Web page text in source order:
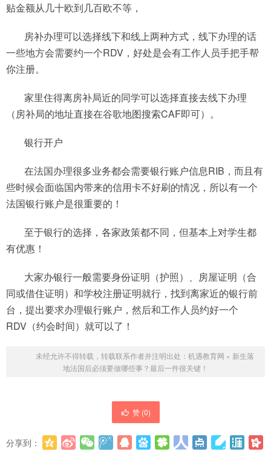
贴金额从几十欧到几百欧不等，
房补办理可以选择线下和线上两种方式，线下办理的话
一些地方会需要约一个RDV，好处是会有工作人员手把手帮
你注册。
家里住得离房补局近的同学可以选择直接去线下办理
（房补局的地址直接在谷歌地图搜索CAF即可）。
银行开户
在法国办理很多业务都会需要银行账户信息RIB，而且有
些时候会面临国内带来的信用卡不好刷的情况，所以有一个
法国银行账户是很重要的！
至于银行的选择，各家政策都不同，但基本上对学生都
有优惠！
大家办银行一般需要身份证明（护照）、房屋证明（合
同或借住证明）和学校注册证明就行，找到离家近的银行前
台，提出要求办理银行账户，然后和工作人员约好一个
RDV（约会时间）就可以了！
未经允许不得转载，转载联系作者并注明出处： 机遇教育网 » 新生落
地法国后必须要做哪些事？最后一件很关键！
赞 (0)
分享到：